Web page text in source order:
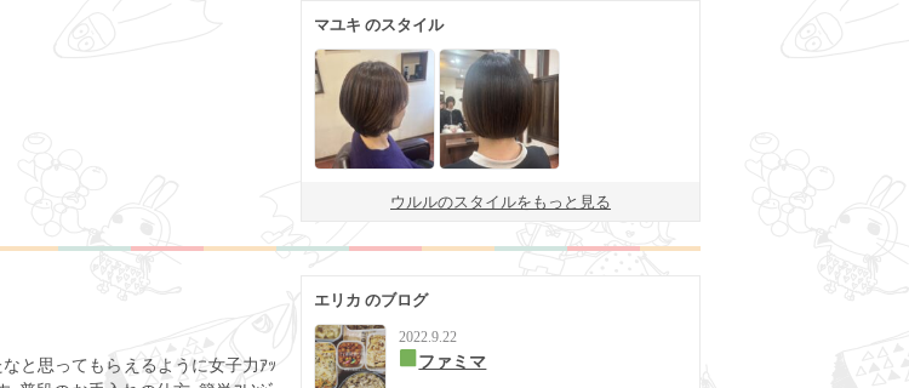
マユキ のスタイル
ウルルのスタイルをもっと見る
と思ってもらえるように女子力ｱｯ
エリカ のブログ
2022.9.22
ファミマ